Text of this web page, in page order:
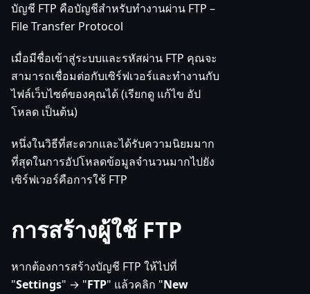
บัญชี FTP คือบัญชีสำหรับทำงานผ่าน FTP –
File Transfer Protocol
เมื่อมีชื่อเข้าสู่ระบบและรหัสผ่าน FTP คุณจะ
สามารถเชื่อมต่อกับเซิร์ฟเวอร์และทำงานกับ
ไฟล์เว็บไซต์ของคุณได้ (เรียกดู แก้ไข อัป
โหลด เป็นต้น)
หนึ่งในวิธีที่สะดวกและได้รับความนิยมมาก
ที่สุดในการอัปโหลดข้อมูลจำนวนมากไปยัง
เซิร์ฟเวอร์คือการใช้ FTP
การสร้างผู้ใช้ FTP
หากต้องการสร้างบัญชี FTP ให้ไปที่
"Settings" → "FTP" แล้วคลิก "New